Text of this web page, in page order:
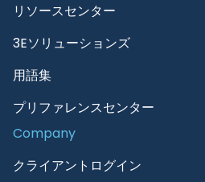
リソースセンター
3Eソリューションズ
用語集
プリファレンスセンター
Company
クライアントログイン